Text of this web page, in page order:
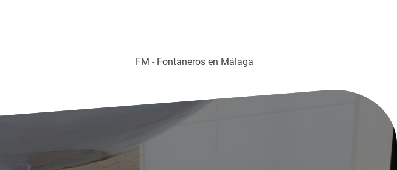
FM - Fontaneros en Málaga